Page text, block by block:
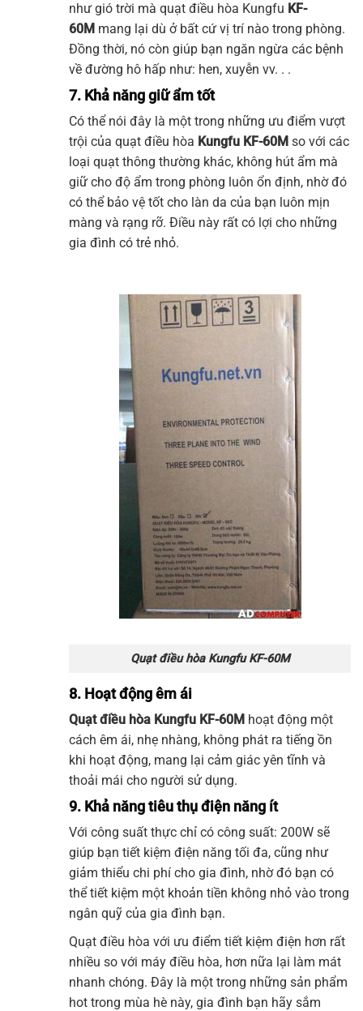
như gió trời mà quạt điều hòa Kungfu KF-
60M mang lại dù ở bất cứ vị trí nào trong phòng.
Đồng thời, nó còn giúp bạn ngăn ngừa các bệnh
về đường hô hấp như: hen, xuyễn vv. . .
7. Khả năng giữ ẩm tốt
Có thể nói đây là một trong những ưu điểm vượt
trội của quạt điều hòa Kungfu KF-60M so với các
loại quạt thông thường khác, không hút ẩm mà
giữ cho độ ẩm trong phòng luôn ổn định, nhờ đó
có thể bảo vệ tốt cho làn da của bạn luôn mịn
màng và rạng rỡ. Điều này rất có lợi cho những
gia đình có trẻ nhỏ.
Quạt điều hòa Kungfu KF-60M
8. Hoạt động êm ái
Quạt điều hòa Kungfu KF-60M hoạt động một
cách êm ái, nhẹ nhàng, không phát ra tiếng ồn
khi hoạt động, mang lại cảm giác yên tĩnh và
thoải mái cho người sử dụng.
9. Khả năng tiêu thụ điện năng ít
Với công suất thực chỉ có công suất: 200W sẽ
giúp bạn tiết kiệm điện năng tối đa, cũng như
giảm thiểu chi phí cho gia đình, nhờ đó bạn có
thể tiết kiệm một khoản tiền không nhỏ vào trong
ngân quỹ của gia đình bạn.
Quạt điều hòa với ưu điểm tiết kiệm điện hơn rất
nhiều so với máy điều hòa, hơn nữa lại làm mát
nhanh chóng. Đây là một trong những sản phẩm
hot trong mùa hè này, gia đình bạn hãy sắm